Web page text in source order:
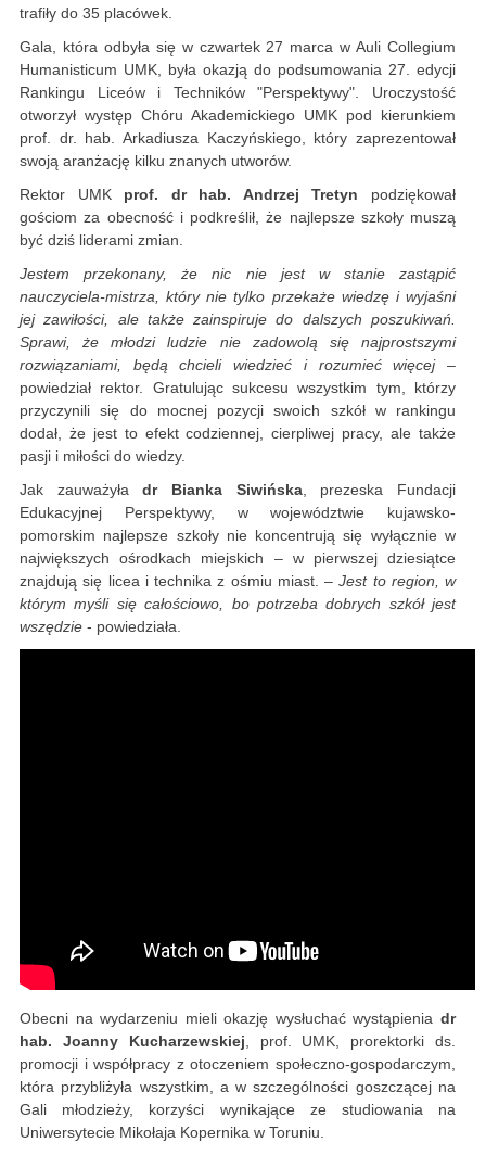
trafiły do 35 placówek.
Gala, która odbyła się w czwartek 27 marca w Auli Collegium
Humanisticum UMK, była okazją do podsumowania 27. edycji
Rankingu Liceów i Techników "Perspektywy". Uroczystość
otworzył występ Chóru Akademickiego UMK pod kierunkiem
prof. dr. hab. Arkadiusza Kaczyńskiego, który zaprezentował
swoją aranżację kilku znanych utworów.
Rektor UMK prof. dr hab. Andrzej Tretyn podziękował
gościom za obecność i podkreślił, że najlepsze szkoły muszą
być dziś liderami zmian.
Jestem przekonany, że nic nie jest w stanie zastąpić
nauczyciela-mistrza, który nie tylko przekaże wiedzę i wyjaśni
jej zawiłości, ale także zainspiruje do dalszych poszukiwań.
Sprawi, że młodzi ludzie nie zadowolą się najprostszymi
rozwiązaniami, będą chcieli wiedzieć i rozumieć więcej–
powiedział rektor. Gratulując sukcesu wszystkim tym, którzy
przyczynili się do mocnej pozycji swoich szkół w rankingu
dodał, że jest to efekt codziennej, cierpliwej pracy, ale także
pasji i miłości do wiedzy.
Jak zauważyładr Bianka Siwińska, prezeska Fundacji
Edukacyjnej Perspektywy, w województwie kujawsko-
pomorskim najlepsze szkoły nie koncentrują się wyłącznie w
największych ośrodkach miejskich – w pierwszej dziesiątce
znajdują się licea i technika z ośmiu miast. – Jest to region, w
którym myśli się całościowo, bo potrzeba dobrych szkół jest
wszędzie - powiedziała.
Obecni na wydarzeniu mieli okazję wysłuchać wystąpienia dr
hab. Joanny Kucharzewskiej , prof. UMK, prorektorki ds.
promocji i współpracy z otoczeniem społeczno-gospodarczym,
która przybliżyła wszystkim, a w szczególności goszczącej na
Gali młodzieży, korzyści wynikające ze studiowania na
Uniwersytecie Mikołaja Kopernika w Toruniu.